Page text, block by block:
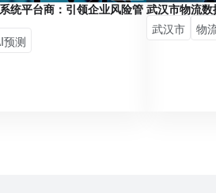
统平台商：引领企业风险管
预测
武汉市物流
武汉市
物